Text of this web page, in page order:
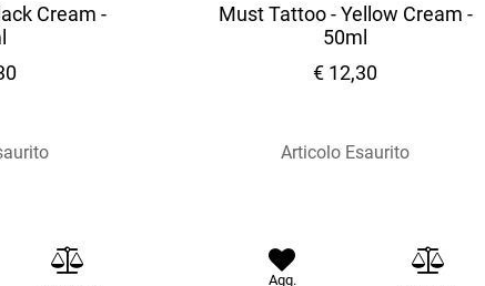
Cream -
Must Tattoo - Yellow Cream -
50ml
€ 12,30
Articolo Esaurito
Agg.